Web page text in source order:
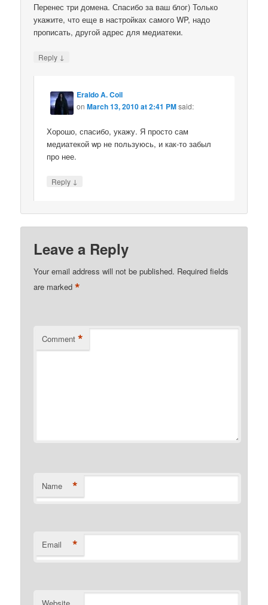
Перенес три домена. Спасибо за ваш блог) Только
укажите, что еще в настройках самого WP, надо
прописать, другой адрес для медиатеки.
Reply ↓
Eraldo A. Coil
onMarch 13, 2010 at 2:41 PMsaid:
Хорошо, спасибо, укажу. Я просто сам
медиатекой wp не пользуюсь, и как-то забыл
про нее.
Reply ↓
Leave a Reply
Your email address will not be published. Required fields
are marked*
Comment *
Name *
Email *